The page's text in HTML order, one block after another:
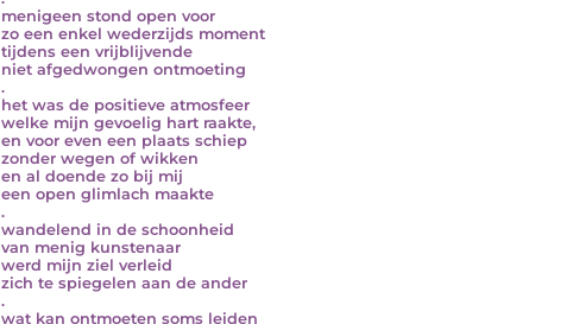
menigeen stond open voor
zo een enkel wederzijds moment
tijdens een vrijblijvende
niet afgedwongen ontmoeting
.
het was de positieve atmosfeer
welke mijn gevoelig hart raakte,
en voor even een plaats schiep
zonder wegen of wikken
en al doende zo bij mij
een open glimlach maakte
.
wandelend in de schoonheid
van menig kunstenaar
werd mijn ziel verleid
zich te spiegelen aan de ander
.
wat kan ontmoeten soms leiden